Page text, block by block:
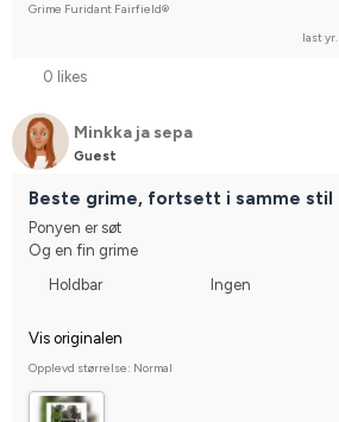
Grime Furidant Fairfield®
last yr.
0 likes
Minkka ja sepa
Guest
Beste grime, fortsett i samme stil
Ponyen er søt
Og en fin grime
Holdbar
Ingen
Vis originalen
Opplevd størrelse: Normal